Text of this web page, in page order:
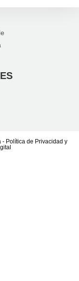
- Política de Privacidad y